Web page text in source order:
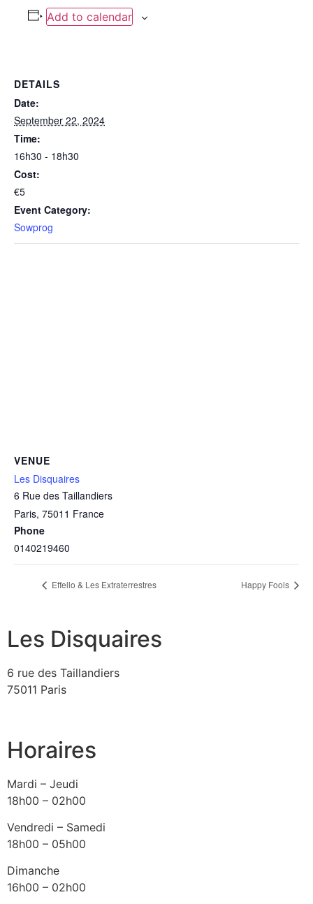
Add to calendar
DETAILS
Date:
September 22, 2024
Time:
16h30 - 18h30
Cost:
€5
Event Category:
Sowprog
VENUE
Les Disquaires
6 Rue des Taillandiers
Paris, 75011 France
Phone
0140219460
Effello & Les Extraterrestres Happy Fools
Les Disquaires
6 rue des Taillandiers
75011 Paris
Horaires
Mardi – Jeudi
18h00 – 02h00
Vendredi – Samedi
18h00 – 05h00
Dimanche
16h00 – 02h00